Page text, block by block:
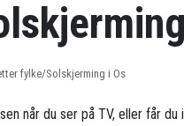
fylke/Solskjerming i Os
når du ser på TV, eller får